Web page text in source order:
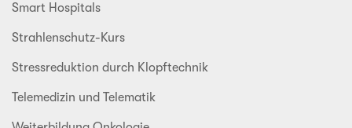
Smart Hospitals
Strahlenschutz-Kurs
Stressreduktion durch Klopftechnik
Telemedizin und Telematik